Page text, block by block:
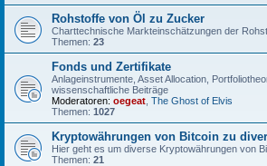
Rohstoffe von Öl zu Zucker
Charttechnische Markteinschätzungen der
Themen: 23
Fonds und Zertifikate
Anlageinstrumente, Asset Allocation,
wissenschaftliche Beiträge
Moderatoren: oegeat The Ghost of Elvis
Themen: 1027
Kryptowährungen von Bitcoin zu
Hier geht es um diverse Kryptowährungen von
Themen: 21